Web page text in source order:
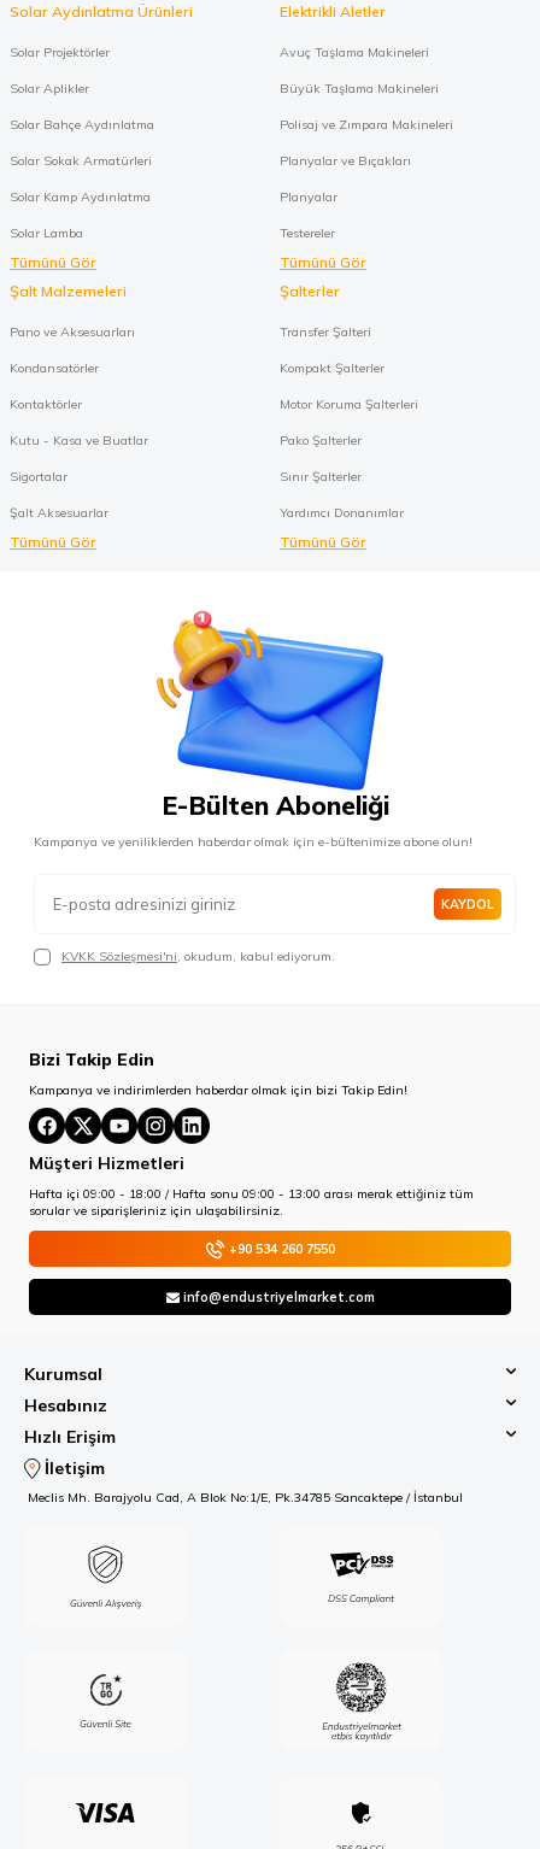
Solar Aydınlatma Ürünleri
Solar Projektörler
Solar Aplikler
Solar Bahçe Aydınlatma
Solar Sokak Armatürleri
Solar Kamp Aydınlatma
Solar Lamba
Tümünü Gör
Elektrikli Aletler
Avuç Taşlama Makineleri
Büyük Taşlama Makineleri
Polisaj ve Zımpara Makineleri
Planyalar ve Bıçakları
Planyalar
Testereler
Tümünü Gör
Şalt Malzemeleri
Pano ve Aksesuarları
Kondansatörler
Kontaktörler
Kutu - Kasa ve Buatlar
Sigortalar
Şalt Aksesuarlar
Tümünü Gör
Şalterler
Transfer Şalteri
Kompakt Şalterler
Motor Koruma Şalterleri
Pako Şalterler
Sınır Şalterler
Yardımcı Donanımlar
Tümünü Gör
E-Bülten Aboneliği
Kampanya ve yeniliklerden haberdar olmak için e-bültenimize abone olun!
KAYDOL
KVKK Sözleşmesi'ni, okudum, kabul ediyorum.
Bizi Takip Edin
Kampanya ve indirimlerden haberdar olmak için bizi Takip Edin!
Müşteri Hizmetleri
Hafta içi 09:00 - 18:00 / Hafta sonu 09:00 - 13:00 arası merak ettiğiniz tüm
sorular ve siparişleriniz için ulaşabilirsiniz.
+90 534 260 7550
info@endustriyelmarket.com
Kurumsal
Hesabınız
Hızlı Erişim
İletişim
Meclis Mh. Barajyolu Cad, A Blok No:1/E, Pk.34785 Sancaktepe / İstanbul